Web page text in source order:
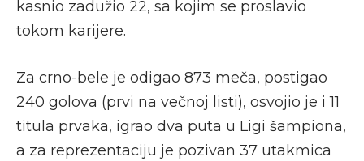
kasnio zadužio 22, sa kojim se proslavio
tokom karijere.
Za crno-bele je odigao 873 meča, postigao
240 golova (prvi na večnoj listi), osvojio je i 11
titula prvaka, igrao dva puta u Ligi šampiona,
a za reprezentaciju je pozivan 37 utakmica